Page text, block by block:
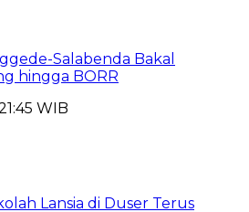
Salabenda Bakal
hingga BORR
WIB
Lansia di Duser Terus